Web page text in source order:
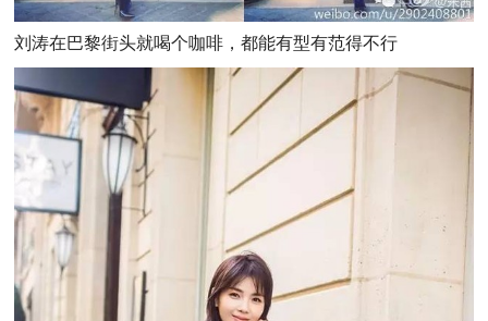
刘涛在巴黎街头就喝个咖啡，都能有型有范得不行